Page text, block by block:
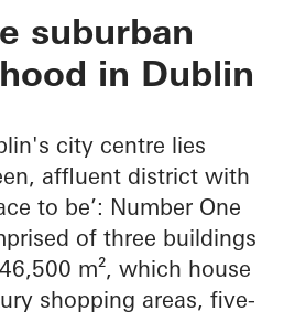
suburban
in Dublin
city centre lies
affluent district with
to be’: Number One
of three buildings
m², which house
shopping areas, five-